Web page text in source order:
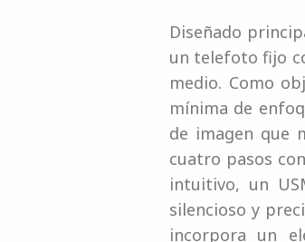
Diseñado
un telefoto fijo
medio. Como
mínima de
de imagen que
cuatro pasos
intuitivo, un
silencioso y
incorpora un